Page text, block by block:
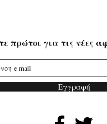
πρώτοι για τις νέες
Εγγραφή